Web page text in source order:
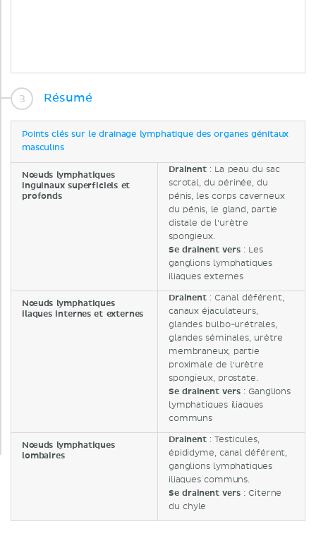
Résumé
Points clés sur le drainage lymphatique des organes génitaux
masculins
Nœuds lymphatiques
inguinaux superficiels et
profonds
Drainent: La peau du sac
scrotal, du périnée, du
pénis, les corps caverneux
du pénis, le gland, partie
distale de l'urètre
spongieux.
Se drainent vers: Les
ganglions lymphatiques
iliaques externes
Nœuds lymphatiques
ilaques internes et externes
Drainent: Canal déférent,
canaux éjaculateurs,
glandes bulbo-urétrales,
glandes séminales, urètre
membraneux, partie
proximale de l'urètre
spongieux, prostate.
Se drainent vers: Ganglions
lymphatiques iliaques
communs
Nœuds lymphatiques
lombaires
Drainent: Testicules,
épididyme, canal déférent,
ganglions lymphatiques
iliaques communs.
Se drainent vers: Citerne
du chyle